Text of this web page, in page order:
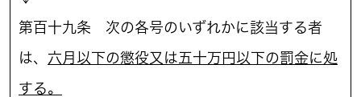
第百十九条 次の各号のいずれかに該当する者
は、 六月以下の懲役又は五十万円以下の罰金に処
する。